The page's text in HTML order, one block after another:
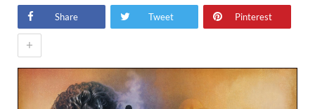
Share Tweet Pinterest
+